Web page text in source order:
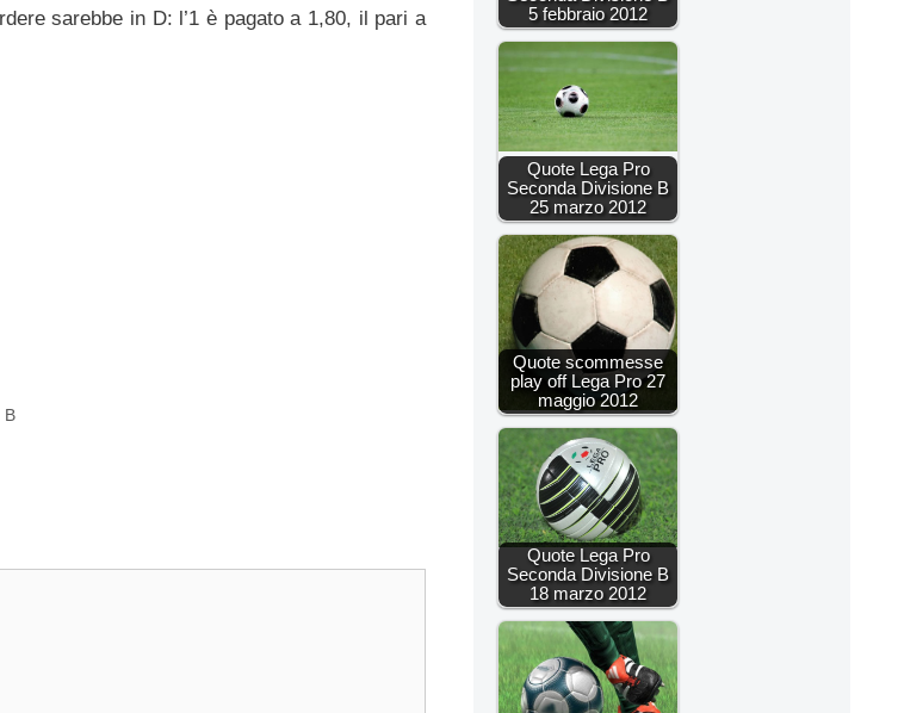
sarebbe in D: l’1 è pagato a 1,80, il pari a
B
5 febbraio 2012
Quote Lega Pro
Seconda Divisione B
25 marzo 2012
Quote scommesse
play off Lega Pro 27
maggio 2012
Quote Lega Pro
Seconda Divisione B
18 marzo 2012